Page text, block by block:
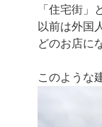
「住宅街」
以前は外国
どのお店に
このような